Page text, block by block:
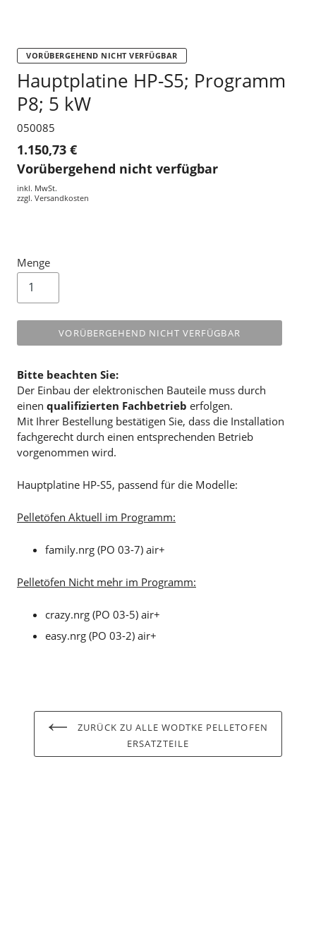
VORÜBERGEHEND NICHT VERFÜGBAR
Hauptplatine HP-S5; Programm
P8; 5 kW
050085
1.150,73 €
Vorübergehend nicht verfügbar
inkl. MwSt.
zzgl. Versandkosten
Menge
VORÜBERGEHEND NICHT VERFÜGBAR
Bitte beachten Sie:
Der Einbau der elektronischen Bauteile muss durch
einen qualifizierten Fachbetrieb erfolgen.
Mit Ihrer Bestellung bestätigen Sie, dass die Installation
fachgerecht durch einen entsprechenden Betrieb
vorgenommen wird.
Hauptplatine HP-S5, passend für die Modelle:
Pelletöfen Aktuell im Programm:
family.nrg (PO 03-7) air+
Pelletöfen Nicht mehr im Programm:
crazy.nrg (PO 03-5) air+
easy.nrg (PO 03-2) air+
ZURÜCK ZU ALLE WODTKE PELLETOFEN
ERSATZTEILE